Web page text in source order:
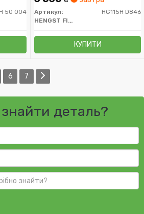
H 50 004
Артикул:
HG115H D846
HENGST FILTER
КУПИТИ
6 7
деталь?